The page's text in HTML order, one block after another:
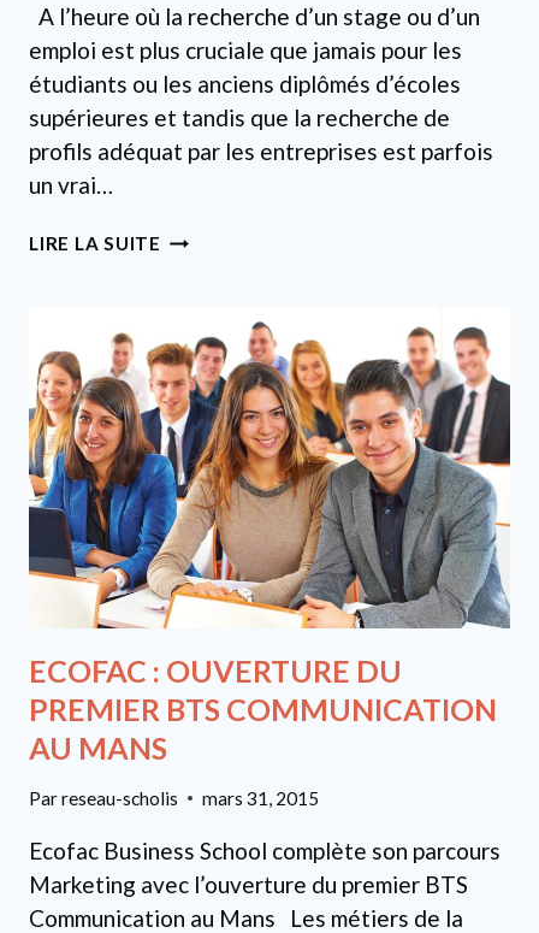
A l’heure où la recherche d’un stage ou d’un
emploi est plus cruciale que jamais pour les
étudiants ou les anciens diplômés d’écoles
supérieures et tandis que la recherche de
profils adéquat par les entreprises est parfois
un vrai…
LIRE LA SUITE LE
D’EXCELLENCE
SCHOLIS
LANCE
SON
RÉSEAU
PRO
!
ECOFAC : OUVERTURE DU
PREMIER BTS COMMUNICATION
AU MANS
Parreseau-scholis mars 31, 2015
Ecofac Business School complète son parcours
Marketing avec l’ouverture du premier BTS
Communication au Mans Les métiers de la